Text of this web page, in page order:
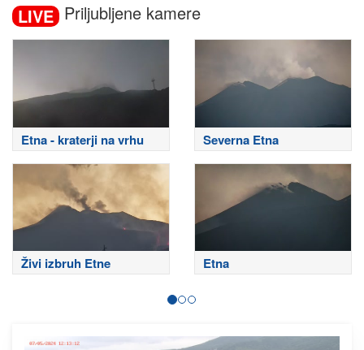
LIVE Priljubljene kamere
Etna - kraterji na vrhu Severna Etna
Živi izbruh Etne Etna